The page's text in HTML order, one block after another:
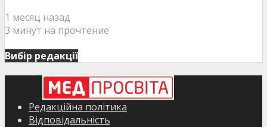
1 месяц назад
3 минут на прочтение
Вибір редакції
Редакційна політика
Відповідальність